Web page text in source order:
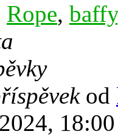
Rope, baffy
od
18:00